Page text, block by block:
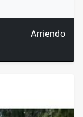
Arriendo